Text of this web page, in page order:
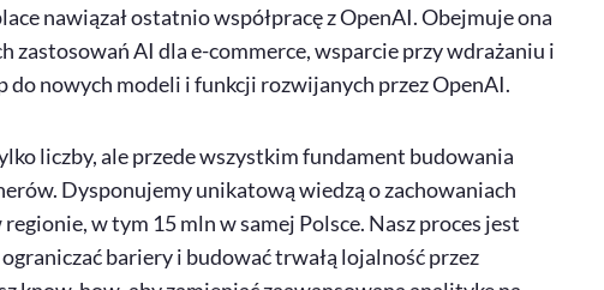
nawiązał ostatnio współpracę zOpenAI. Obejmuje ona
zastosowań AI dlae-commerce, wsparcie przy wdrażaniu i
do nowych modeli i funkcji rozwijanych przezOpenAI.
liczby, ale przede wszystkim fundament budowania
Dysponujemy unikatową wiedzą o zachowaniach
w tym 15 mln w samej Polsce. Nasz proces jest
bariery i budować trwałą lojalność przez